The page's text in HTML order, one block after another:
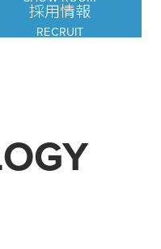
採用情報
RECRUIT